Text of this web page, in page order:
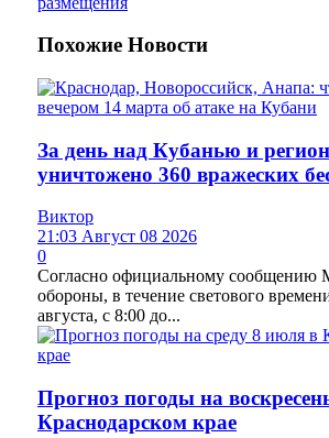
Похожие Новости
За день над Кубанью и
уничтожено 360 вражеских
Виктор
21:03 Август 08 2026
0
Согласно официальному сообщению
обороны, в течение светового
августа, с 8:00 до...
Прогноз погоды на
Краснодарском крае